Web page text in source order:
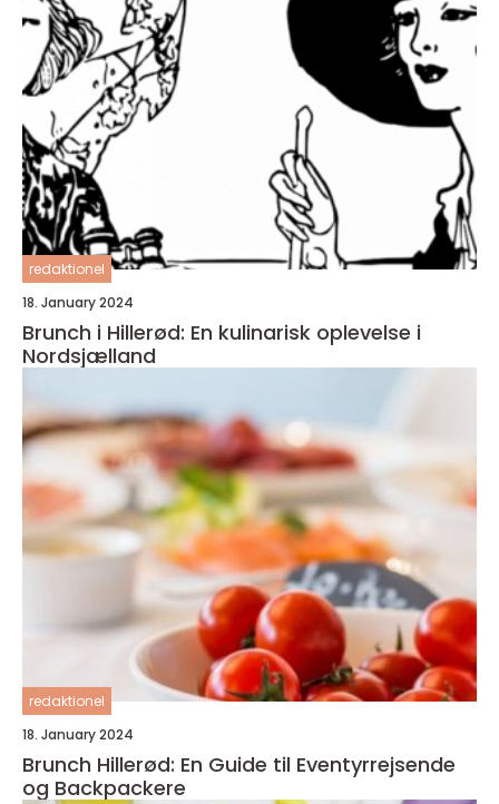
redaktionel
18. January 2024
Brunch i Hillerød: En kulinarisk oplevelse i
Nordsjælland
redaktionel
18. January 2024
Brunch Hillerød: En Guide til Eventyrrejsende
og Backpackere